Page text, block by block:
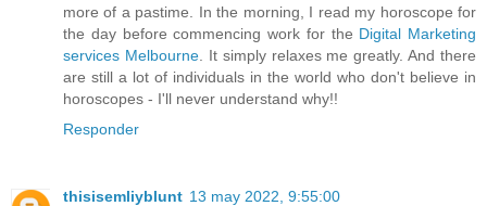
more of a pastime. In the morning, I read my horoscope for
the day before commencing work for the Digital Marketing
services Melbourne. It simply relaxes me greatly. And there
are still a lot of individuals in the world who don't believe in
horoscopes - I'll never understand why!!
Responder
thisisemliyblunt 13 may 2022, 9:55:00